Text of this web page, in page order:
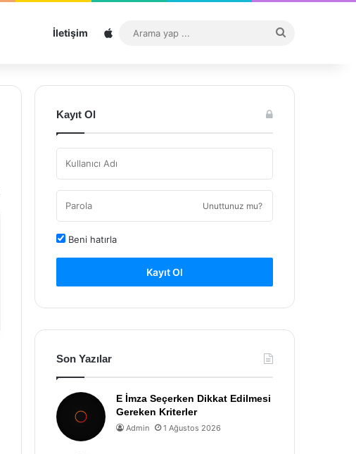
İletişim Sitemap
...
Kayıt Ol
Unuttunuz mu?
Beni hatırla
Kayıt Ol
Son Yazılar
E İmza Seçerken Dikkat Edilmesi
Gereken Kriterler
Admin 1 Ağustos 2026